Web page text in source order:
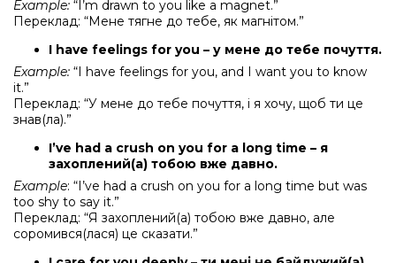
Example: “I’m drawn to you like a magnet.”
Переклад: “Мене тягне до тебе, як магнітом.”
I have feelings for you – у мене до тебе почуття.
Example: “I have feelings for you, and I want you to know
it.”
Переклад: “У мене до тебе почуття, і я хочу, щоб ти це
знав(ла).”
I’ve had a crush on you for a long time – я
захоплений(а) тобою вже давно.
Example: “I’ve had a crush on you for a long time but was
too shy to say it.”
Переклад: “Я захоплений(а) тобою вже давно, але
соромився(лася) це сказати.”